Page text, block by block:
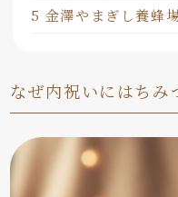
5 金澤やまぎし養蜂
なぜ内祝いにはちみ